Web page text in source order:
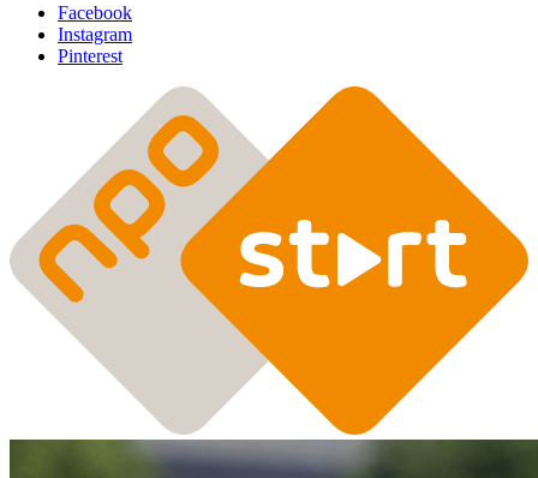
Facebook
Instagram
Pinterest